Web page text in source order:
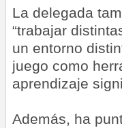
La delegada
“trabajar
un entorno
juego como
aprendizaje
Además, ha